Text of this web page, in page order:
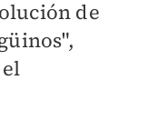
de